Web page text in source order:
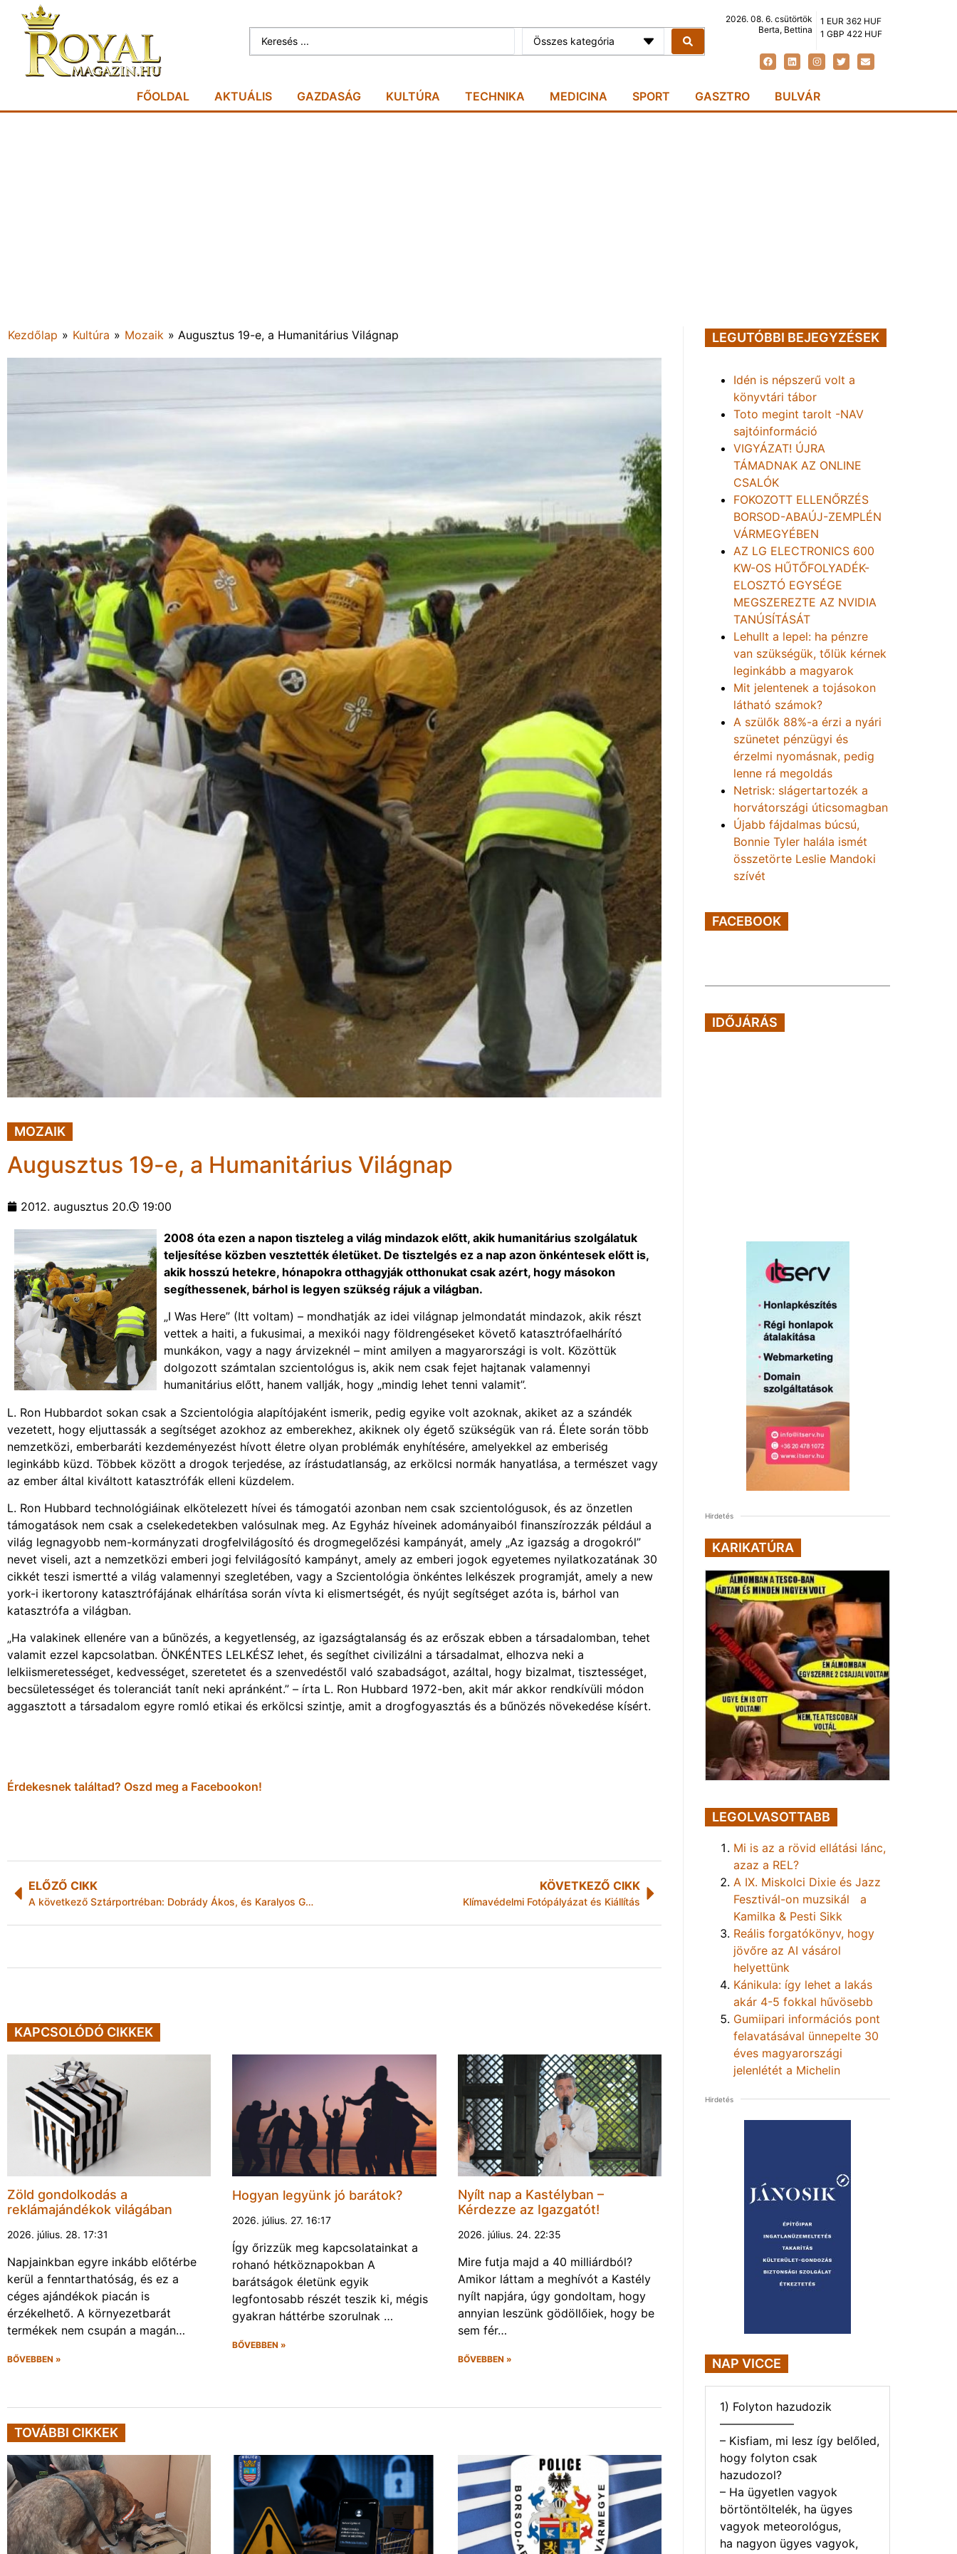
Összes kategória
2026. 08. 6. csütörtök
Berta, Bettina
1 EUR 362 HUF
1 GBP 422 HUF
FŐOLDAL AKTUÁLIS GAZDASÁG KULTÚRA TECHNIKA MEDICINA SPORT GASZTRO BULVÁR
Kezdőlap » Kultúra » Mozaik » Augusztus 19-e, a Humanitárius Világnap
MOZAIK
Augusztus 19-e, a Humanitárius Világnap
2012. augusztus 20. 19:00
2008 óta ezen a napon tiszteleg a világ mindazok előtt, akik humanitárius szolgálatuk
teljesítése közben vesztették életüket. De tisztelgés ez a nap azon önkéntesek előtt is,
akik hosszú hetekre, hónapokra otthagyják otthonukat csak azért, hogy másokon
segíthessenek, bárhol is legyen szükség rájuk a világban.
„I Was Here” (Itt voltam) – mondhatják az idei világnap jelmondatát mindazok, akik részt
vettek a haiti, a fukusimai, a mexikói nagy földrengéseket követő katasztrófaelhárító
munkákon, vagy a nagy árvizeknél – mint amilyen a magyarországi is volt. Közöttük
dolgozott számtalan szcientológus is, akik nem csak fejet hajtanak valamennyi
humanitárius előtt, hanem vallják, hogy „mindig lehet tenni valamit”.
L. Ron Hubbardot sokan csak a Szcientológia alapítójaként ismerik, pedig egyike volt azoknak, akiket az a szándék
vezetett, hogy eljuttassák a segítséget azokhoz az emberekhez, akiknek oly égető szükségük van rá. Élete során több
nemzetközi, emberbaráti kezdeményezést hívott életre olyan problémák enyhítésére, amelyekkel az emberiség
leginkább küzd. Többek között a drogok terjedése, az írástudatlanság, az erkölcsi normák hanyatlása, a természet vagy
az ember által kiváltott katasztrófák elleni küzdelem.
L. Ron Hubbard technológiáinak elkötelezett hívei és támogatói azonban nem csak szcientológusok, és az önzetlen
támogatások nem csak a cselekedetekben valósulnak meg. Az Egyház híveinek adományaiból finanszírozzák például a
világ legnagyobb nem-kormányzati drogfelvilágosító és drogmegelőzési kampányát, amely „Az igazság a drogokról”
nevet viseli, azt a nemzetközi emberi jogi felvilágosító kampányt, amely az emberi jogok egyetemes nyilatkozatának 30
cikkét teszi ismertté a világ valamennyi szegletében, vagy a Szcientológia önkéntes lelkészek programját, amely a new
york-i ikertorony katasztrófájának elhárítása során vívta ki elismertségét, és nyújt segítséget azóta is, bárhol van
katasztrófa a világban.
„Ha valakinek ellenére van a bűnözés, a kegyetlenség, az igazságtalanság és az erőszak ebben a társadalomban, tehet
valamit ezzel kapcsolatban. ÖNKÉNTES LELKÉSZ lehet, és segíthet civilizálni a társadalmat, elhozva neki a
lelkiismeretességet, kedvességet, szeretetet és a szenvedéstől való szabadságot, azáltal, hogy bizalmat, tisztességet,
becsületességet és toleranciát tanít neki apránként.” – írta L. Ron Hubbard 1972-ben, akit már akkor rendkívüli módon
aggasztott a társadalom egyre romló etikai és erkölcsi szintje, amit a drogfogyasztás és a bűnözés növekedése kísért.
Érdekesnek találtad? Oszd meg a Facebookon!
ELŐZŐ CIKK
A következő Sztárportréban: Dobrády Ákos, és Karalyos Gábor!
KÖVETKEZŐ CIKK
Klímavédelmi Fotópályázat és Kiállítás
KAPCSOLÓDÓ CIKKEK
Zöld gondolkodás a
reklámajándékok világában
2026. július. 28. 17:31
Napjainkban egyre inkább előtérbe
kerül a fenntarthatóság, és ez a
céges ajándékok piacán is
érzékelhető. A környezetbarát
termékek nem csupán a magán…
BŐVEBBEN »
Hogyan legyünk jó barátok?
2026. július. 27. 16:17
Így őrizzük meg kapcsolatainkat a
rohanó hétköznapokban A
barátságok életünk egyik
legfontosabb részét teszik ki, mégis
gyakran háttérbe szorulnak …
BŐVEBBEN »
Nyílt nap a Kastélyban –
Kérdezze az Igazgatót!
2026. július. 24. 22:35
Mire futja majd a 40 milliárdból?
Amikor láttam a meghívót a Kastély
nyílt napjára, úgy gondoltam, hogy
annyian leszünk gödöllőiek, hogy be
sem fér…
BŐVEBBEN »
TOVÁBBI CIKKEK
LEGUTÓBBI BEJEGYZÉSEK
Idén is népszerű volt a
könyvtári tábor
Toto megint tarolt -NAV
sajtóinformáció
VIGYÁZAT! ÚJRA
TÁMADNAK AZ ONLINE
CSALÓK
FOKOZOTT ELLENŐRZÉS
BORSOD-ABAÚJ-ZEMPLÉN
VÁRMEGYÉBEN
AZ LG ELECTRONICS 600
KW-OS HŰTŐFOLYADÉK-
ELOSZTÓ EGYSÉGE
MEGSZEREZTE AZ NVIDIA
TANÚSÍTÁSÁT
Lehullt a lepel: ha pénzre
van szükségük, tőlük kérnek
leginkább a magyarok
Mit jelentenek a tojásokon
látható számok?
A szülők 88%-a érzi a nyári
szünetet pénzügyi és
érzelmi nyomásnak, pedig
lenne rá megoldás
Netrisk: slágertartozék a
horvátországi úticsomagban
Újabb fájdalmas búcsú,
Bonnie Tyler halála ismét
összetörte Leslie Mandoki
szívét
FACEBOOK
IDŐJÁRÁS
Hirdetés
KARIKATÚRA
LEGOLVASOTTABB
Mi is az a rövid ellátási lánc,
azaz a REL?
A IX. Miskolci Dixie és Jazz
Fesztivál-on muzsikál a
Kamilka & Pesti Sikk
Reális forgatókönyv, hogy
jövőre az AI vásárol
helyettünk
Kánikula: így lehet a lakás
akár 4-5 fokkal hűvösebb
Gumiipari információs pont
felavatásával ünnepelte 30
éves magyarországi
jelenlétét a Michelin
Hirdetés
NAP VICCE
1) Folyton hazudozik
——————–
– Kisfiam, mi lesz így belőled,
hogy folyton csak
hazudozol?
– Ha ügyetlen vagyok
börtöntöltelék, ha ügyes
vagyok meteorológus,
ha nagyon ügyes vagyok,